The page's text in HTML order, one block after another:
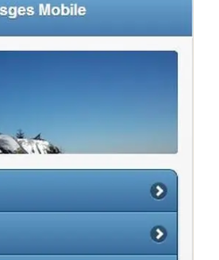
le Haut-Rhin
en Alsace